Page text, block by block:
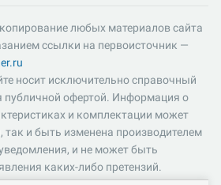
любых материалов сайта
ссылки на первоисточник —
носит исключительно справочный
публичной офертой. Информация о
и комплектации может
и быть изменена производителем
и не может быть
каких-либо претензий.